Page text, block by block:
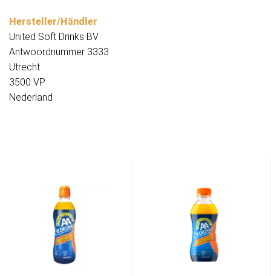
Hersteller/Händler
United Soft Drinks BV
Antwoordnummer 3333
Utrecht
3500 VP
Nederland